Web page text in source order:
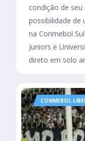
condição de
possibilidade de
na Conmebol
Juniors e
direto em solo
CONMEBOL